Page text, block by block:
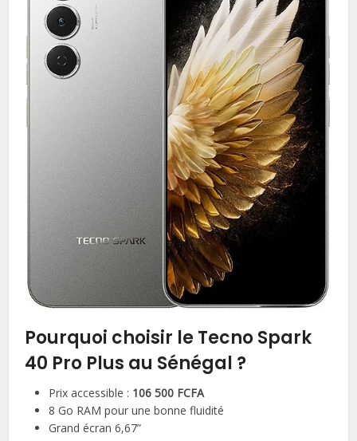
Pourquoi choisir le Tecno Spark
40 Pro Plus au Sénégal ?
Prix accessible : 106 500 FCFA
8 Go RAM pour une bonne fluidité
Grand écran 6,67”